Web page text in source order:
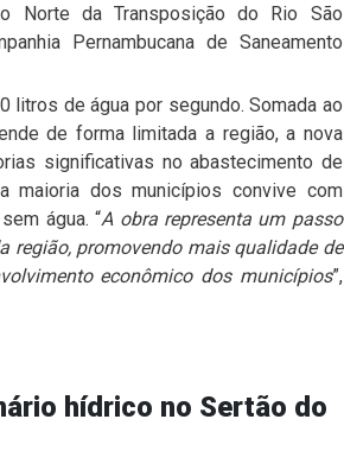
Norte da Transposição do Rio São
Pernambucana de Saneamento
litros de água por segundo. Somada ao
de forma limitada a região, a nova
significativas no abastecimento de
maioria dos municípios convive com
água. “A obra representa um passo
região, promovendo mais qualidade de
econômico dos municípios”,
hídrico no Sertão do